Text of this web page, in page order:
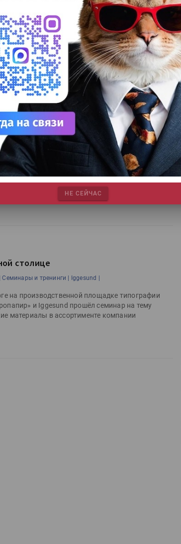
картона
картон AEGLE Zero с немелованным
упаковки.
линию на заводе в Швеции
Плeнки | Metsa Board |
эксплуатацию на заводе Husum (Швейция)
покрытия на картон (на фото).
столице
Семинары и тренинги | Iggesund |
на производственной площадке типографии
и Iggesund прошёл семинар на тему
материалы в ассортименте компании
НЕ СЕЙЧАС